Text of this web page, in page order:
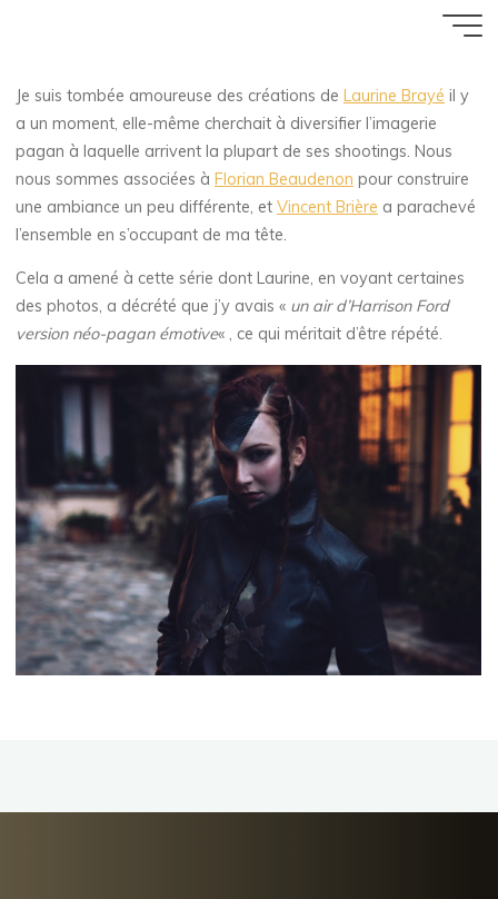
Florence Rivières
Je suis tombée amoureuse des créations deLaurine Brayé il y
a un moment, elle-même cherchait à diversifier l’imagerie
pagan à laquelle arrivent la plupart de ses shootings. Nous
nous sommes associées àFlorian Beaudenon pour construire
une ambiance un peu différente, etVincent Brière a parachevé
l’ensemble en s’occupant de ma tête.
Cela a amené à cette série dont Laurine, en voyant certaines
des photos, a décrété que j’y avais « un air d’Harrison Ford
version néo-pagan émotive« , ce qui méritait d’être répété.